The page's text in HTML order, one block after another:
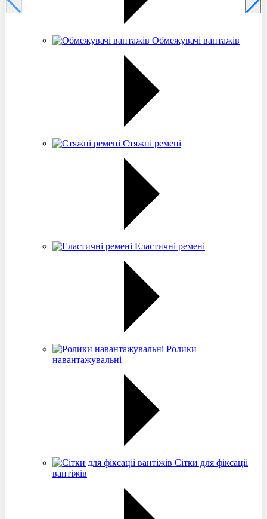
Обмежувачі вантажів
Стяжні ремені
Еластичні ремені
Ролики
навантажувальні
Сітки для фіксаціі
вантіжів